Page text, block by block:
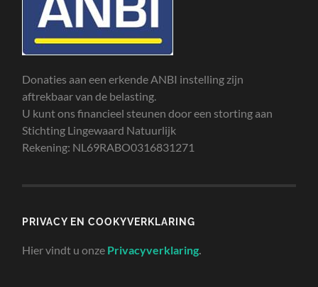
Donaties aan een erkende ANBI instelling zijn
aftrekbaar van de belasting.
U kunt ons financieel steunen door een storting aan
Stichting Lingewaard Natuurlijk
Rekening: NL69RABO0316831271
PRIVACY EN COOKYVERKLARING
Hier vindt u onze Privacyverklaring.